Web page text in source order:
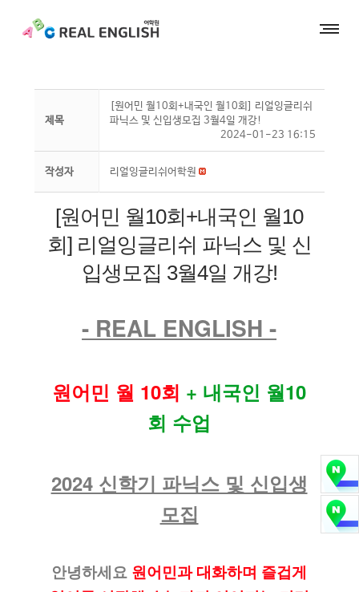
제목
[원어민 월10회+내국인 월10회] 리얼잉글리쉬
파닉스 및 신입생모집 3월4일 개강!
2024-01-23 16:15
작성자 리얼잉글리쉬어학원
[원어민 월10회+내국인 월10
회] 리얼잉글리쉬 파닉스 및 신
입생모집 3월4일 개강!
- REAL ENGLISH -
원어민 월 10회 + 내국인 월10
회 수업
2024 신학기 파닉스 및 신입생
모집
안녕하세요 원어민과 대화하며 즐겁게